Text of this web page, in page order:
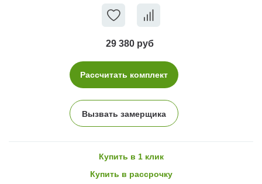
29 380 руб
Рассчитать комплект
Вызвать замерщика
Купить в 1 клик
Купить в рассрочку